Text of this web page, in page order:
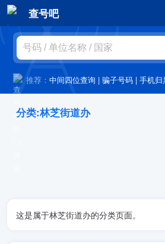
查号吧
推荐：中间四位查询 |骗子号码 |手机归
分类:林芝街道办
这是属于林芝街道办的分类页面。